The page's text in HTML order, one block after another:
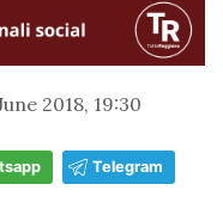
2018, 19:30
Telegram